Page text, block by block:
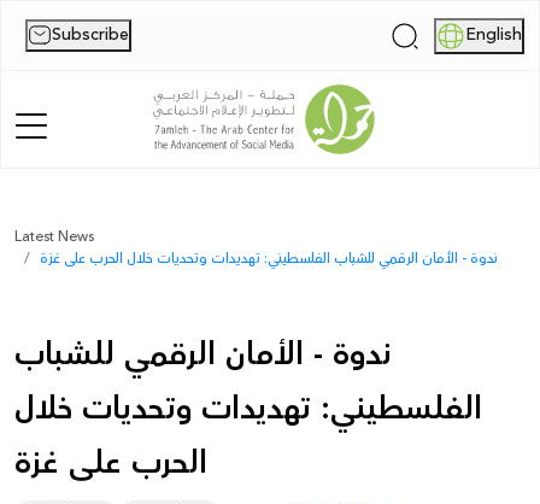
Subscribe | English
Home
Publications
Palestine Digital Activism Forum
Latest News
ندوة - الأمان الرقمي للشباب الفلسطيني: تهديدات وتحديات خلال الحرب على غزة
ندوة - الأمان الرقمي للشباب
الفلسطيني: تهديدات وتحديات خلال
الحرب على غزة